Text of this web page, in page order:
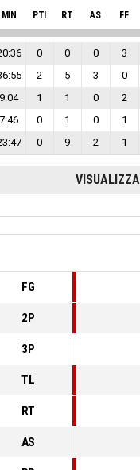
MIN P.TI RT AS FF
0 0 0 3
2 5 3 0
9:04 1 1 0 2
7:46 0 1 0 1
0 9 2 1
FG
2P
3P
TL
RT
AS